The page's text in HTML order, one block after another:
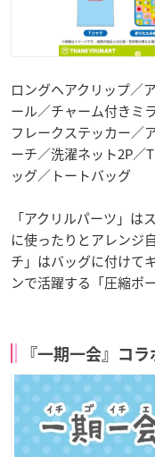
ロングヘアクリップ／
ール／チャーム付きミ
フレークステッカー／
ーチ／洗濯ネット2P／
ッグ／トートバッグ
「アクリルパーツ」は
に使ったりとアレンジ
チ」はバッグに付けて
ンで活躍する「圧縮ポ
『一期一会』コ